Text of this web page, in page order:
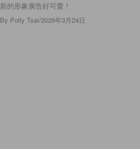
新的形象廣告好可愛！
By Polly Tsai/2026年3月24日